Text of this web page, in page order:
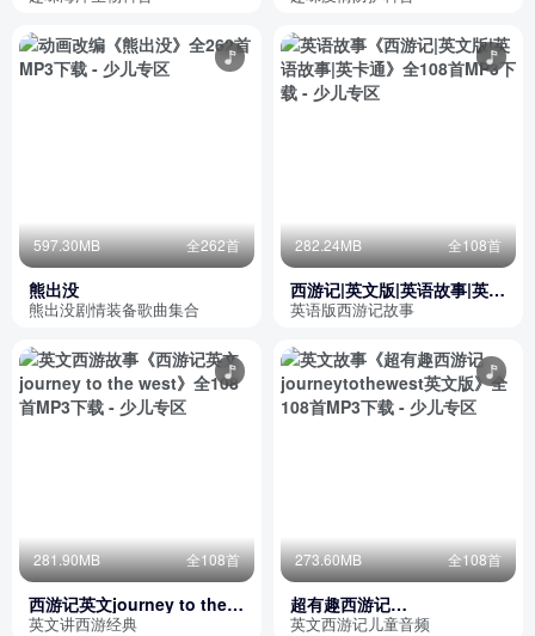
597.30MB 全262首
熊出没
熊出没剧情装备歌曲集合
282.24MB 全108首
西游记|英文版|英语故事|英卡
通
英语版西游记故事
281.90MB 全108首
西游记英文journey to the
west
英文讲西游经典
273.60MB 全108首
超有趣西游记
journeytothewest英文版
英文西游记儿童音频